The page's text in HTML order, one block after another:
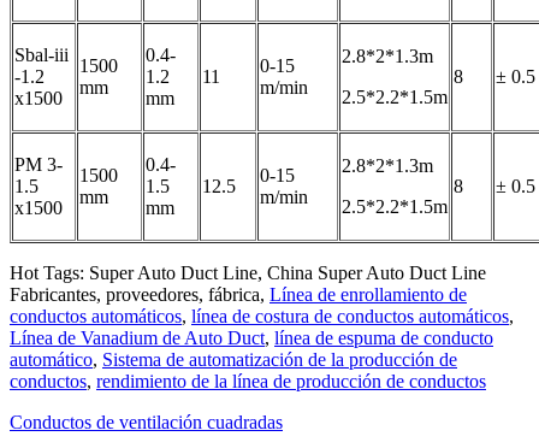
Sbal-iii
-1.2
x1500
1500
mm
0.4-
1.2
mm
11
0-15
m/min
2.8*2*1.3m
2.5*2.2*1.5m
8 ± 0.5
PM 3-
1.5
x1500
1500
mm
0.4-
1.5
mm
12.5
0-15
m/min
2.8*2*1.3m
2.5*2.2*1.5m
8 ± 0.5
Hot Tags: Super Auto Duct Line, China Super Auto Duct Line
Fabricantes, proveedores, fábrica, Línea de enrollamiento de
conductos automáticos, línea de costura de conductos automáticos,
Línea de Vanadium de Auto Duct, línea de espuma de conducto
automático, Sistema de automatización de la producción de
conductos, rendimiento de la línea de producción de conductos
Conductos de ventilación cuadradas